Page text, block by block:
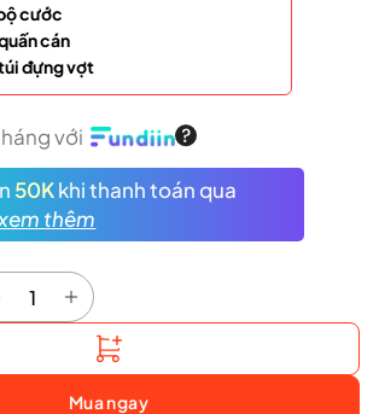
cước
cán
đựng vợt
với
50Kkhi thanh toán qua
thêm
Cầu Lông FlyPower Tornado 800 số lượng
Mua ngay